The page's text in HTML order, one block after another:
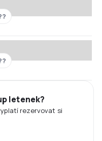
letenek?
rezervovat si